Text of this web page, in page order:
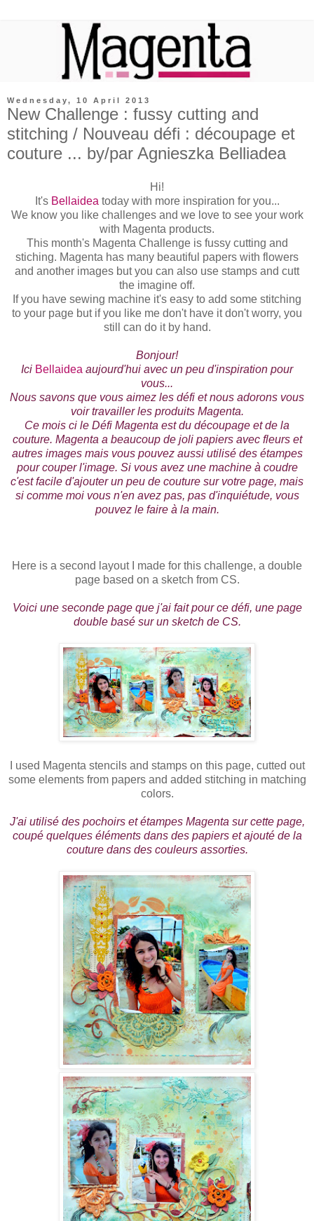
Wednesday, 10 April 2013
New Challenge : fussy cutting and
stitching / Nouveau défi : découpage et
couture ... by/par Agnieszka Belliadea
Hi!
It's Bellaidea today with more inspiration for you...
We know you like challenges and we love to see your work
with Magenta products.
This month's Magenta Challenge is fussy cutting and
stiching. Magenta has many beautiful papers with flowers
and another images but you can also use stamps and cutt
the imagine off.
If you have sewing machine it's easy to add some stitching
to your page but if you like me don't have it don't worry, you
still can do it by hand.
Bonjour!
Ici Bellaidea aujourd'hui avec un peu d'inspiration pour
vous...
Nous savons que vous aimez les défi et nous adorons vous
voir travailler les produits Magenta.
Ce mois ci le Défi Magenta est du découpage et de la
couture. Magenta a beaucoup de joli papiers avec fleurs et
autres images mais vous pouvez aussi utilisé des étampes
pour couper l'image. Si vous avez une machine à coudre
c'est facile d'ajouter un peu de couture sur votre page, mais
si comme moi vous n'en avez pas, pas d'inquiétude, vous
pouvez le faire à la main.
Here is a second layout I made for this challenge, a double
page based on a sketch from CS.
Voici une seconde page que j'ai fait pour ce défi, une page
double basé sur un sketch de CS.
I used Magenta stencils and stamps on this page, cutted out
some elements from papers and added stitching in matching
colors.
J'ai utilisé des pochoirs et étampes Magenta sur cette page,
coupé quelques éléments dans des papiers et ajouté de la
couture dans des couleurs assorties.